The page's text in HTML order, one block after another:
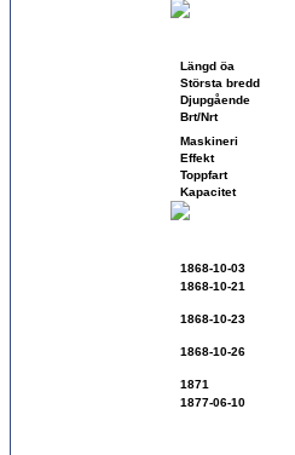
Längd öa
Största bredd
Djupgående
Brt/Nrt
Maskineri
Effekt
Toppfart
Kapacitet
1868-10-03
1868-10-21
1868-10-23
1868-10-26
1871
1877-06-10